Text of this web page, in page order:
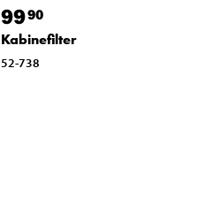
9990
Kabinefilter
52-738